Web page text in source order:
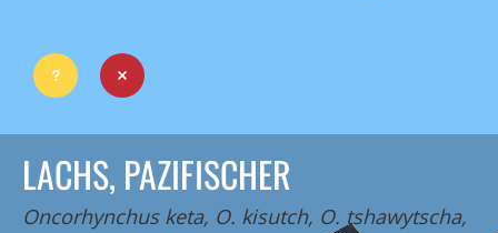
LACHS, PAZIFISCHER
Oncorhynchus keta, O. kisutch, O. tshawytscha,